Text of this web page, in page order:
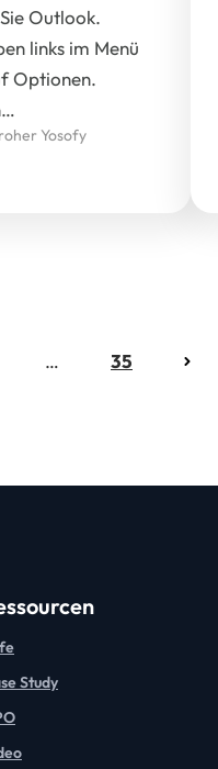
Outlook.
links im Menü
Optionen.
Yosofy
… 35
Study